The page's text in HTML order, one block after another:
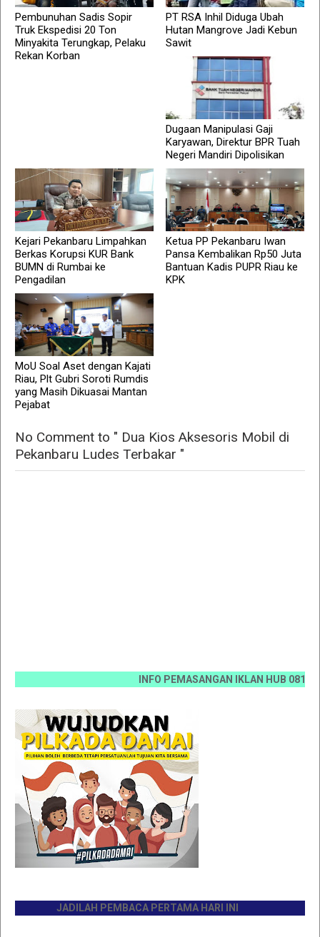
Pembunuhan Sadis Sopir
Truk Ekspedisi 20 Ton
Minyakita Terungkap, Pelaku
Rekan Korban
PT RSA Inhil Diduga Ubah
Hutan Mangrove Jadi Kebun
Sawit
Dugaan Manipulasi Gaji
Karyawan, Direktur BPR Tuah
Negeri Mandiri Dipolisikan
Kejari Pekanbaru Limpahkan
Berkas Korupsi KUR Bank
BUMN di Rumbai ke
Pengadilan
Ketua PP Pekanbaru Iwan
Pansa Kembalikan Rp50 Juta
Bantuan Kadis PUPR Riau ke
KPK
MoU Soal Aset dengan Kajati
Riau, Plt Gubri Soroti Rumdis
yang Masih Dikuasai Mantan
Pejabat
No Comment to " Dua Kios Aksesoris Mobil di
Pekanbaru Ludes Terbakar "
INFO PEMASANGAN IKLAN HUB 0812
JADILAH PEMBACA PERTAMA HARI INI